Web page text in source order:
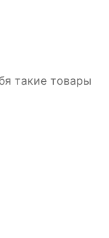
такие товары